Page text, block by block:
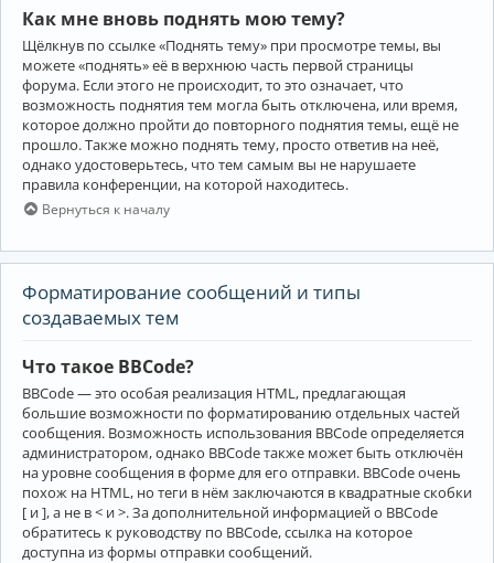
Как мне вновь поднять мою тему?
Щёлкнув по ссылке «Поднять тему» при просмотре темы, вы
можете «поднять» её в верхнюю часть первой страницы
форума. Если этого не происходит, то это означает, что
возможность поднятия тем могла быть отключена, или время,
которое должно пройти до повторного поднятия темы, ещё не
прошло. Также можно поднять тему, просто ответив на неё,
однако удостоверьтесь, что тем самым вы не нарушаете
правила конференции, на которой находитесь.
Вернуться к началу
Форматирование сообщений и типы
создаваемых тем
Что такое BBCode?
BBCode — это особая реализация HTML, предлагающая
большие возможности по форматированию отдельных частей
сообщения. Возможность использования BBCode определяется
администратором, однако BBCode также может быть отключён
на уровне сообщения в форме для его отправки. BBCode очень
похож на HTML, но теги в нём заключаются в квадратные скобки
[ и ], а не в < и >. За дополнительной информацией о BBCode
обратитесь к руководству по BBCode, ссылка на которое
доступна из формы отправки сообщений.